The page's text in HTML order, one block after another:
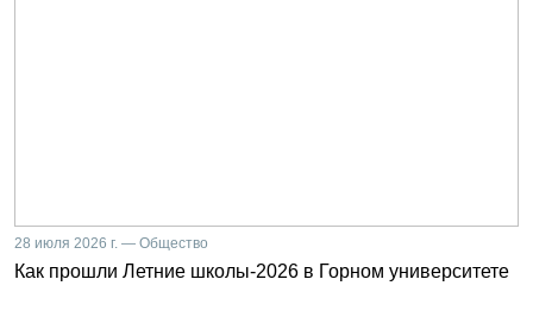
28 июля 2026 г. — Общество
Как прошли Летние школы-2026 в Горном университете